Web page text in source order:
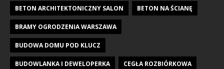
BETON ARCHITEKTONICZNY SALON BETON NA ŚCIANĘ
BRAMY OGRODZENIA WARSZAWA
BUDOWA DOMU POD KLUCZ
BUDOWLANKA I DEWELOPERKA CEGŁA ROZBIÓRKOWA